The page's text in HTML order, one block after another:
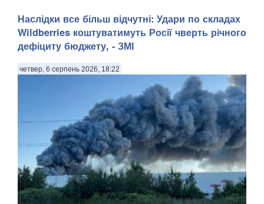
Наслідки все більш відчутні: Удари по складах
Wildberries коштуватимуть Росії чверть річного
дефіциту бюджету, - ЗМІ
четвер, 6 серпень 2026, 18:22